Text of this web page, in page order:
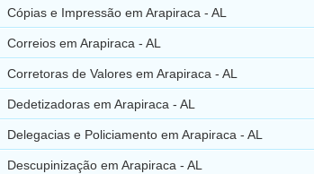
Cópias e Impressão em Arapiraca - AL
Correios em Arapiraca - AL
Corretoras de Valores em Arapiraca - AL
Dedetizadoras em Arapiraca - AL
Delegacias e Policiamento em Arapiraca - AL
Descupinização em Arapiraca - AL